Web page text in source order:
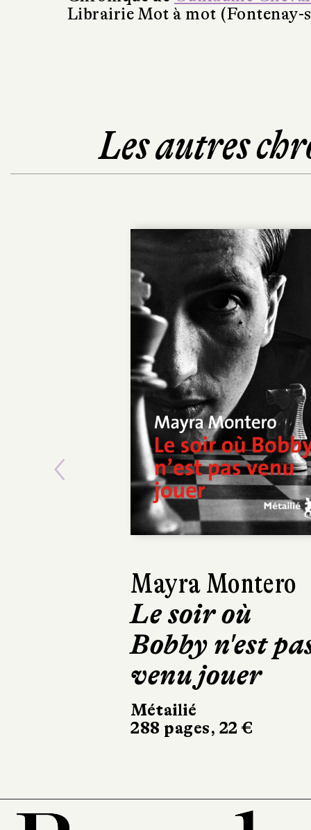
Librairie Mot à mot (Fontenay-
Les autres
Mayra Montero
Le soir où
Bobby n'est
venu jouer
Métailié
288 pages, 22 €
Víctor del
Le Temps
bêtes
Actes Sud
Previous